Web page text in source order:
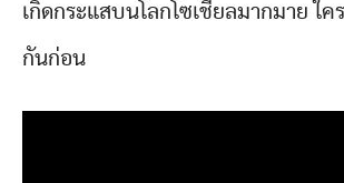
เกิดกระแสบนโลกโซเชี่ยลมากมาย ใค
กันก่อน